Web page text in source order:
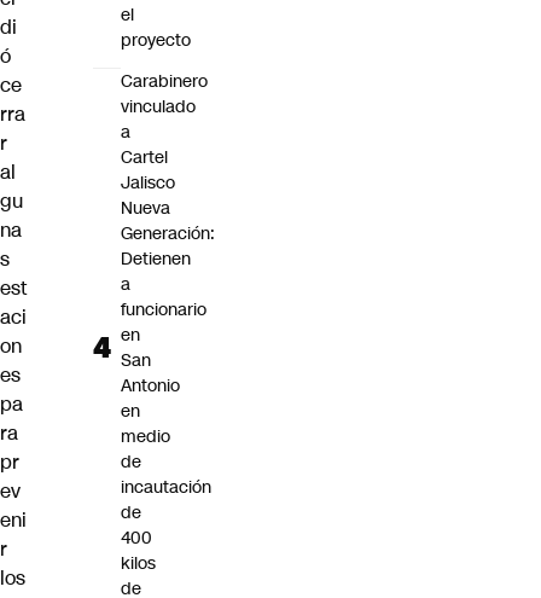
di
ó
ce
rra
r
al
gu
na
s
est
aci
on
es
pa
ra
pr
ev
eni
r
los
el
proyecto
Carabinero
vinculado
a
Cartel
Jalisco
Nueva
Generación:
Detienen
a
funcionario
en
San
Antonio
en
medio
de
incautación
de
400
kilos
de